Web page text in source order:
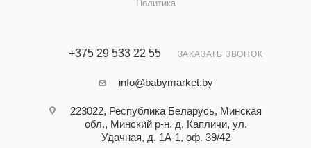
Политика
+375 29 533 22 55 ЗАКАЗАТЬ ЗВОНОК
info@babymarket.by
223022, Республика Беларусь, Минская
обл., Минский р-н, д. Капличи, ул.
Удачная, д. 1А-1, оф. 39/42